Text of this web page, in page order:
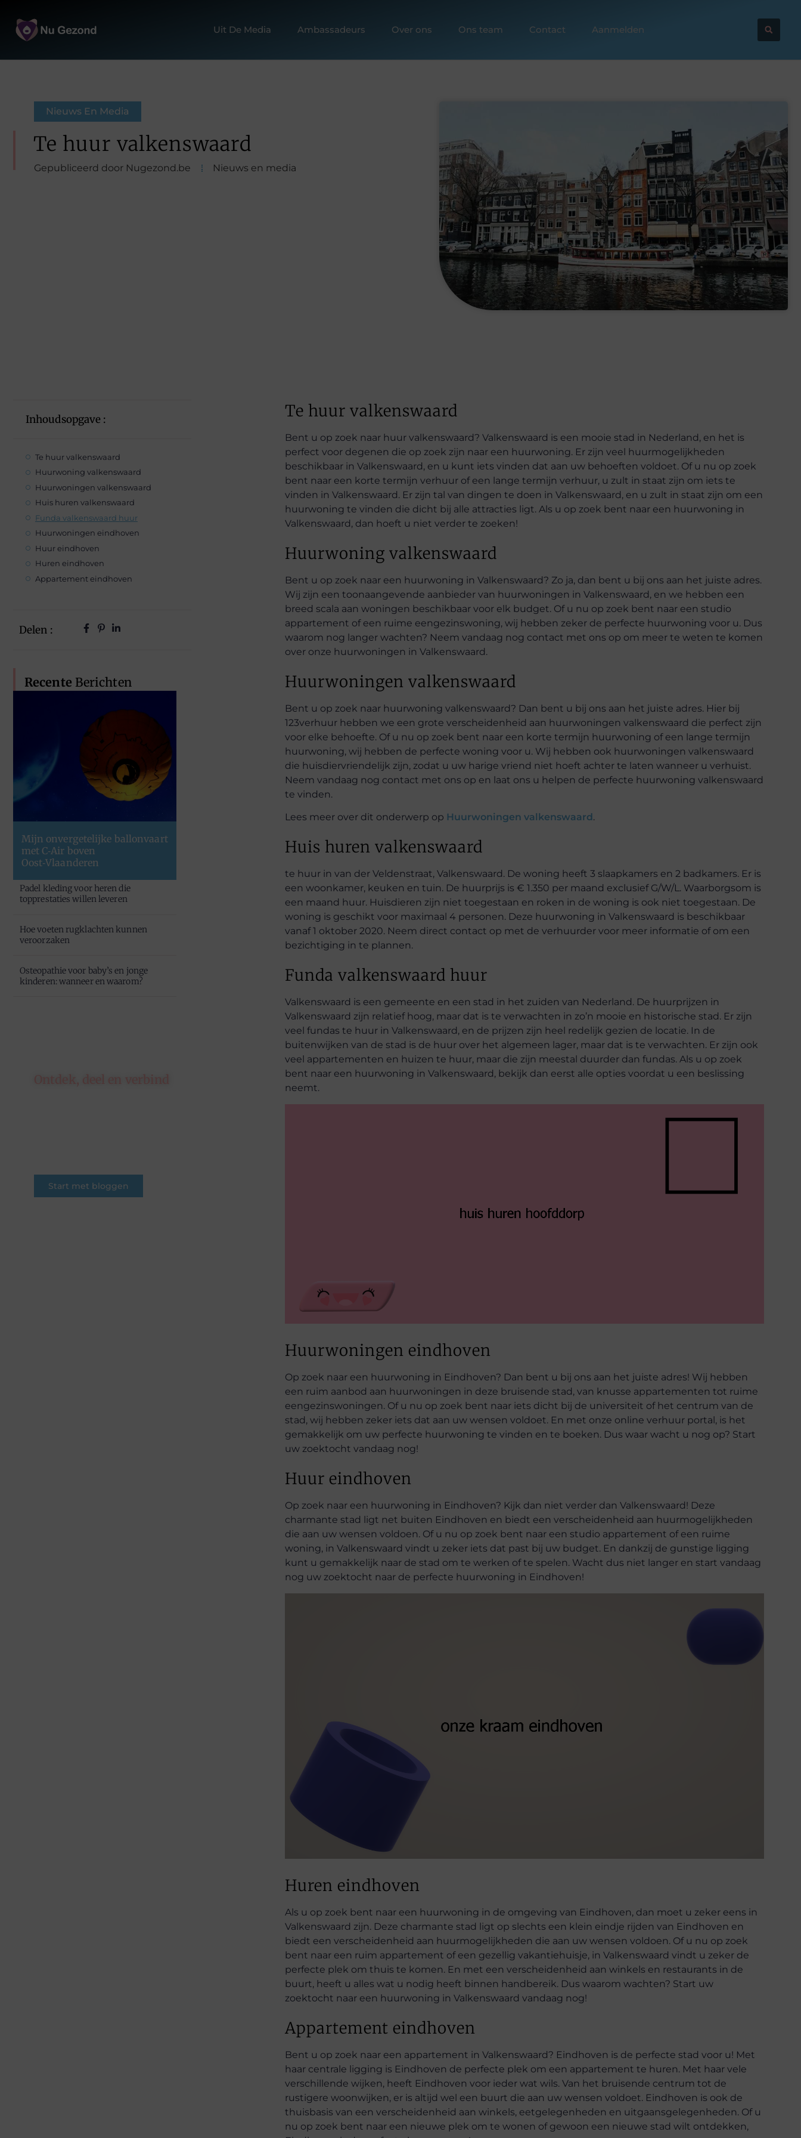
Uit De Media Ambassadeurs Over ons Ons team Contact Aanmelden
Nieuws En Media
Te huur valkenswaard
Gepubliceerd door Nugezond.be Nieuws en media
Inhoudsopgave :
Te huur valkenswaard
Huurwoning valkenswaard
Huurwoningen valkenswaard
Huis huren valkenswaard
Funda valkenswaard huur
Huurwoningen eindhoven
Huur eindhoven
Huren eindhoven
Appartement eindhoven
Delen :
Recente Berichten
Mijn onvergetelijke ballonvaart
met C‑Air boven
Oost‑Vlaanderen
Padel kleding voor heren die
topprestaties willen leveren
Hoe voeten rugklachten kunnen
veroorzaken
Osteopathie voor baby’s en jonge
kinderen: wanneer en waarom?
Start met bloggen
Te huur valkenswaard
Bent u op zoek naar huur valkenswaard? Valkenswaard is een mooie stad in Nederland, en het is
perfect voor degenen die op zoek zijn naar een huurwoning. Er zijn veel huurmogelijkheden
beschikbaar in Valkenswaard, en u kunt iets vinden dat aan uw behoeften voldoet. Of u nu op zoek
bent naar een korte termijn verhuur of een lange termijn verhuur, u zult in staat zijn om iets te
vinden in Valkenswaard. Er zijn tal van dingen te doen in Valkenswaard, en u zult in staat zijn om een
huurwoning te vinden die dicht bij alle attracties ligt. Als u op zoek bent naar een huurwoning in
Valkenswaard, dan hoeft u niet verder te zoeken!
Huurwoning valkenswaard
Bent u op zoek naar een huurwoning in Valkenswaard? Zo ja, dan bent u bij ons aan het juiste adres.
Wij zijn een toonaangevende aanbieder van huurwoningen in Valkenswaard, en we hebben een
breed scala aan woningen beschikbaar voor elk budget. Of u nu op zoek bent naar een studio
appartement of een ruime eengezinswoning, wij hebben zeker de perfecte huurwoning voor u. Dus
waarom nog langer wachten? Neem vandaag nog contact met ons op om meer te weten te komen
over onze huurwoningen in Valkenswaard.
Huurwoningen valkenswaard
Bent u op zoek naar huurwoning valkenswaard? Dan bent u bij ons aan het juiste adres. Hier bij
123verhuur hebben we een grote verscheidenheid aan huurwoningen valkenswaard die perfect zijn
voor elke behoefte. Of u nu op zoek bent naar een korte termijn huurwoning of een lange termijn
huurwoning, wij hebben de perfecte woning voor u. Wij hebben ook huurwoningen valkenswaard
die huisdiervriendelijk zijn, zodat u uw harige vriend niet hoeft achter te laten wanneer u verhuist.
Neem vandaag nog contact met ons op en laat ons u helpen de perfecte huurwoning valkenswaard
te vinden.
Lees meer over dit onderwerp op Huurwoningen valkenswaard .
Huis huren valkenswaard
te huur in van der Veldenstraat, Valkenswaard. De woning heeft 3 slaapkamers en 2 badkamers. Er is
een woonkamer, keuken en tuin. De huurprijs is € 1.350 per maand exclusief G/W/L. Waarborgsom is
een maand huur. Huisdieren zijn niet toegestaan en roken in de woning is ook niet toegestaan. De
woning is geschikt voor maximaal 4 personen. Deze huurwoning in Valkenswaard is beschikbaar
vanaf 1 oktober 2020. Neem direct contact op met de verhuurder voor meer informatie of om een
bezichtiging in te plannen.
Funda valkenswaard huur
Valkenswaard is een gemeente en een stad in het zuiden van Nederland. De huurprijzen in
Valkenswaard zijn relatief hoog, maar dat is te verwachten in zo’n mooie en historische stad. Er zijn
veel fundas te huur in Valkenswaard, en de prijzen zijn heel redelijk gezien de locatie. In de
buitenwijken van de stad is de huur over het algemeen lager, maar dat is te verwachten. Er zijn ook
veel appartementen en huizen te huur, maar die zijn meestal duurder dan fundas. Als u op zoek
bent naar een huurwoning in Valkenswaard, bekijk dan eerst alle opties voordat u een beslissing
neemt.
Huurwoningen eindhoven
Op zoek naar een huurwoning in Eindhoven? Dan bent u bij ons aan het juiste adres! Wij hebben
een ruim aanbod aan huurwoningen in deze bruisende stad, van knusse appartementen tot ruime
eengezinswoningen. Of u nu op zoek bent naar iets dicht bij de universiteit of het centrum van de
stad, wij hebben zeker iets dat aan uw wensen voldoet. En met onze online verhuur portal, is het
gemakkelijk om uw perfecte huurwoning te vinden en te boeken. Dus waar wacht u nog op? Start
uw zoektocht vandaag nog!
Huur eindhoven
Op zoek naar een huurwoning in Eindhoven? Kijk dan niet verder dan Valkenswaard! Deze
charmante stad ligt net buiten Eindhoven en biedt een verscheidenheid aan huurmogelijkheden
die aan uw wensen voldoen. Of u nu op zoek bent naar een studio appartement of een ruime
woning, in Valkenswaard vindt u zeker iets dat past bij uw budget. En dankzij de gunstige ligging
kunt u gemakkelijk naar de stad om te werken of te spelen. Wacht dus niet langer en start vandaag
nog uw zoektocht naar de perfecte huurwoning in Eindhoven!
Huren eindhoven
Als u op zoek bent naar een huurwoning in de omgeving van Eindhoven, dan moet u zeker eens in
Valkenswaard zijn. Deze charmante stad ligt op slechts een klein eindje rijden van Eindhoven en
biedt een verscheidenheid aan huurmogelijkheden die aan uw wensen voldoen. Of u nu op zoek
bent naar een ruim appartement of een gezellig vakantiehuisje, in Valkenswaard vindt u zeker de
perfecte plek om thuis te komen. En met een verscheidenheid aan winkels en restaurants in de
buurt, heeft u alles wat u nodig heeft binnen handbereik. Dus waarom wachten? Start uw
zoektocht naar een huurwoning in Valkenswaard vandaag nog!
Appartement eindhoven
Bent u op zoek naar een appartement in Valkenswaard? Eindhoven is de perfecte stad voor u! Met
haar centrale ligging is Eindhoven de perfecte plek om een appartement te huren. Met haar vele
verschillende wijken, heeft Eindhoven voor ieder wat wils. Van het bruisende centrum tot de
rustigere woonwijken, er is altijd wel een buurt die aan uw wensen voldoet. Eindhoven is ook de
thuisbasis van een verscheidenheid aan winkels, eetgelegenheden en uitgaansgelegenheden. Of u
nu op zoek bent naar een nieuwe plek om te wonen of gewoon een nieuwe stad wilt ontdekken,